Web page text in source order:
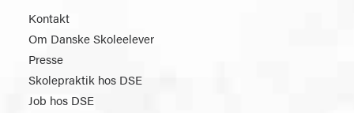
Kontakt
Om Danske Skoleelever
Presse
Skolepraktik hos DSE
Job hos DSE